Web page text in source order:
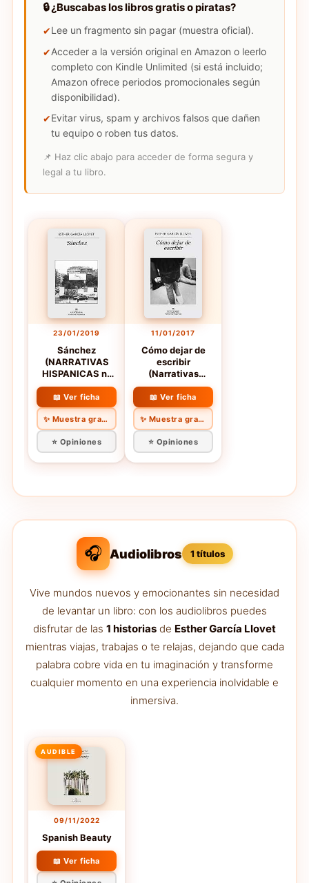
🔒 ¿Buscabas los libros gratis o piratas?
Lee un fragmento sin pagar (muestra oficial).
Acceder a la versión original en Amazon o leerlo
completo con Kindle Unlimited (si está incluido;
Amazon ofrece periodos promocionales según
disponibilidad).
Evitar virus, spam y archivos falsos que dañen
tu equipo o roben tus datos.
📌 Haz clic abajo para acceder de forma segura y
legal a tu libro.
23/01/2019
Sánchez
(NARRATIVAS
HISPANICAS nº
618)
📖 Ver ficha
✨ Muestra gratis
⭐ Opiniones
11/01/2017
Cómo dejar de
escribir
(Narrativas
hispánicas nº
578)
📖 Ver ficha
✨ Muestra gratis
⭐ Opiniones
🎧 Audiolibros 1 títulos
Vive mundos nuevos y emocionantes sin necesidad
de levantar un libro: con los audiolibros puedes
disfrutar de las 1 historias de Esther García Llovet
mientras viajas, trabajas o te relajas, dejando que cada
palabra cobre vida en tu imaginación y transforme
cualquier momento en una experiencia inolvidable e
inmersiva.
AUDIBLE
09/11/2022
Spanish Beauty
📖 Ver ficha